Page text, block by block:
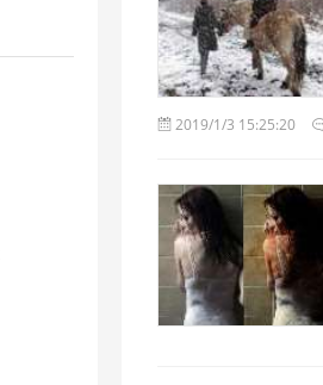
2019/1/3 15:25:20